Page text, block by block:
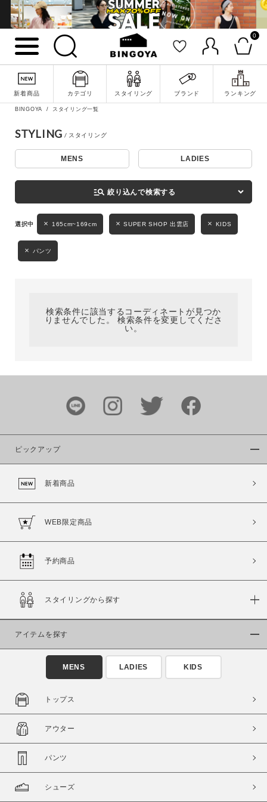
0
新着商品 カテゴリ スタイリング ブランド ランキング
詳細検索
キーワード
性別
MENS LADIES KIDS
ブランド
カラー
商品タイプ
通常商品
セール価格 WEB限定
在庫
在庫あり
BINGOYA スタイリング一覧
STYLING
MENS LADIES
manage_search 絞り込んで検索する
165cm~169cm SUPER SHOP 出雲店 KIDS
パンツ
検索条件に該当するコーディネートが見つか
りませんでした。 検索条件を変更してくださ
い。
ピックアップ
新着商品
WEB限定商品
予約商品
スタイリングから探す
アイテムを探す
MENS LADIES KIDS
トップス
アウター
パンツ
シューズ